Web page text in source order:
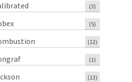
(3)
(5)
(12)
(1)
(13)